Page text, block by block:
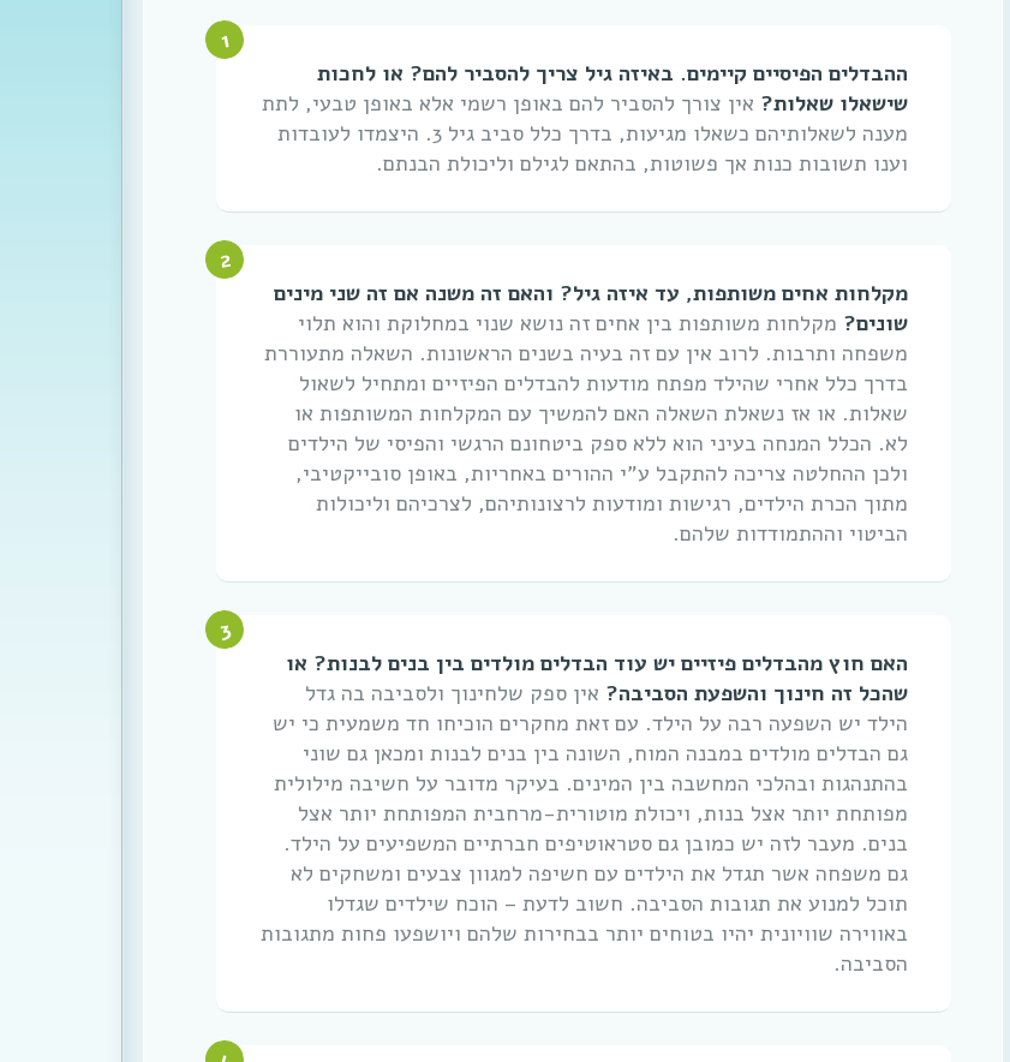
ההבדלים הפיסיים קיימים. באיזה גיל צריך להסביר להם? או לחכות
שישאלו שאלות? אין צורך להסביר להם באופן רשמי אלא באופן טבעי, לתת
מענה לשאלותיהם כשאלו מגיעות, בדרך כלל סביב גיל 3. היצמדו לעובדות
וענו תשובות כנות אך פשוטות, בהתאם לגילם וליכולת הבנתם.
מקלחות אחים משותפות, עד איזה גיל? והאם זה משנה אם זה שני מינים
שונים? מקלחות משותפות בין אחים זה נושא שנוי במחלוקת והוא תלוי
משפחה ותרבות. לרוב אין עם זה בעיה בשנים הראשונות. השאלה מתעוררת
בדרך כלל אחרי שהילד מפתח מודעות להבדלים הפיזיים ומתחיל לשאול
שאלות. או אז נשאלת השאלה האם להמשיך עם המקלחות המשותפות או
לא. הכלל המנחה בעיני הוא ללא ספק ביטחונם הרגשי והפיסי של הילדים
ולכן ההחלטה צריכה להתקבל ע”י ההורים באחריות, באופן סובייקטיבי,
מתוך הכרת הילדים, רגישות ומודעות לרצונותיהם, לצרכיהם וליכולות
הביטוי וההתמודדות שלהם.
האם חוץ מהבדלים פיזיים יש עוד הבדלים מולדים בין בנים לבנות? או
שהכל זה חינוך והשפעת הסביבה? אין ספק שלחינוך ולסביבה בה גדל
הילד יש השפעה רבה על הילד. עם זאת מחקרים הוכיחו חד משמעית כי יש
גם הבדלים מולדים במבנה המוח, השונה בין בנים לבנות ומכאן גם שוני
בהתנהגות ובהלכי המחשבה בין המינים. בעיקר מדובר על חשיבה מילולית
מפותחת יותר אצל בנות, ויכולת מוטורית-מרחבית המפותחת יותר אצל
בנים. מעבר לזה יש כמובן גם סטראוטיפים חברתיים המשפיעים על הילד.
גם משפחה אשר תגדל את הילדים עם חשיפה למגוון צבעים ומשחקים לא
תוכל למנוע את תגובות הסביבה. חשוב לדעת – הוכח שילדים שגדלו
באווירה שוויונית יהיו בטוחים יותר בבחירות שלהם ויושפעו פחות מתגובות
הסביבה.